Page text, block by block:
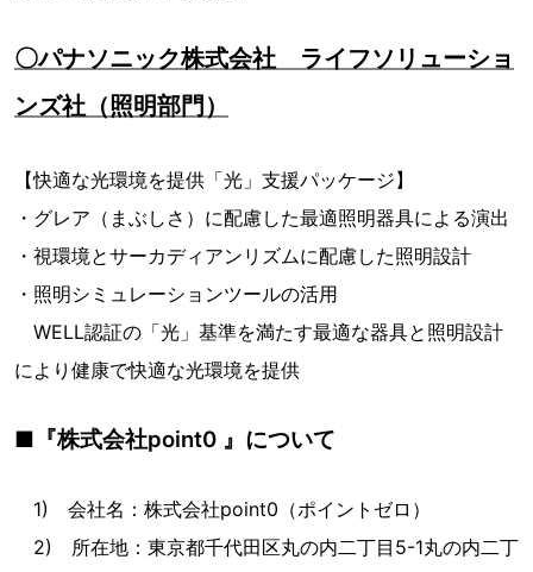
〇パナソニック株式会社 ライフソリューショ
ンズ社（照明部門）
【快適な光環境を提供「光」支援パッケージ】
・グレア（まぶしさ）に配慮した最適照明器具による演出
・視環境とサーカディアンリズムに配慮した照明設計
・照明シミュレーションツールの活用
WELL認証の「光」基準を満たす最適な器具と照明設計
により健康で快適な光環境を提供
■『株式会社point0 』について
1) 会社名：株式会社point0（ポイントゼロ）
2) 所在地：東京都千代田区丸の内二丁目5-1丸の内二丁